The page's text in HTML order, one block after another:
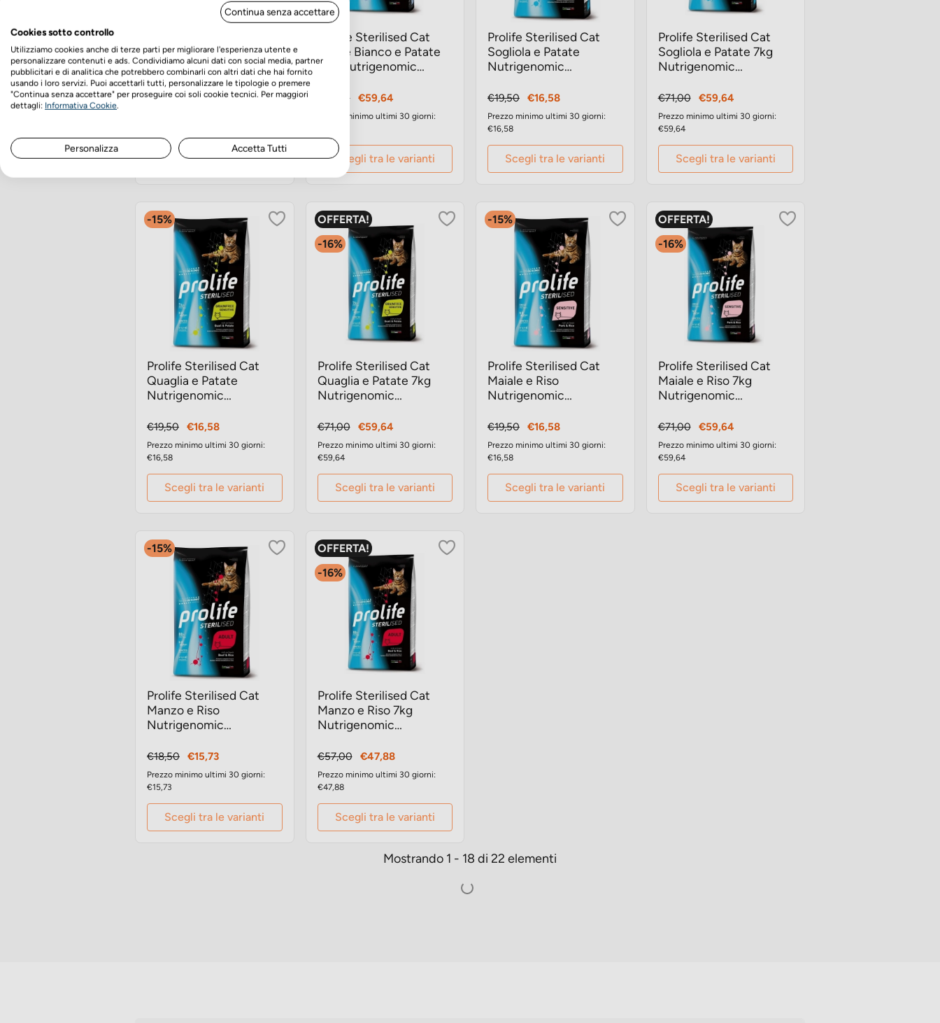
Pesce Bianco e Patate
Nutrigenomic
crocchette gatto
Prezzo
€19,50 Prezzo
€16,58
Scegli tra le varianti
Prolife Sterilised Cat
Pesce Bianco e Patate
7kg Nutrigenomic
€71,00 Prezzo
€59,64
Prezzo minimo ultimi 30 giorni:
Scegli tra le varianti
Prolife Sterilised Cat
Sogliola e Patate
Nutrigenomic
Prezzo
€19,50 Prezzo
€16,58
Prezzo minimo ultimi 30 giorni:
€16,58
Scegli tra le varianti
Prolife Sterilised Cat
Sogliola e Patate 7kg
Nutrigenomic
Prezzo
€71,00 Prezzo
€59,64
Prezzo minimo ultimi 30 giorni:
€59,64
Scegli tra le varianti
-15%
Prolife Sterilised Cat
Quaglia e Patate
Nutrigenomic
Prezzo
€19,50 Prezzo
€16,58
Prezzo minimo ultimi 30 giorni:
€16,58
Scegli tra le varianti
OFFERTA!
-16%
Prolife Sterilised Cat
Quaglia e Patate 7kg
Nutrigenomic
Prezzo
€71,00 Prezzo
€59,64
Prezzo minimo ultimi 30 giorni:
€59,64
Scegli tra le varianti
-15%
Prolife Sterilised Cat
Maiale e Riso
Nutrigenomic
Prezzo
€19,50 Prezzo
€16,58
Prezzo minimo ultimi 30 giorni:
€16,58
Scegli tra le varianti
OFFERTA!
-16%
Prolife Sterilised Cat
Maiale e Riso 7kg
Nutrigenomic
Prezzo
€71,00 Prezzo
€59,64
Prezzo minimo ultimi 30 giorni:
€59,64
Scegli tra le varianti
-15%
Prolife Sterilised Cat
Manzo e Riso
Nutrigenomic
Prezzo
€18,50 Prezzo
€15,73
Prezzo minimo ultimi 30 giorni:
€15,73
Scegli tra le varianti
OFFERTA!
-16%
Prolife Sterilised Cat
Manzo e Riso 7kg
Nutrigenomic
Prezzo
€57,00 Prezzo
€47,88
Prezzo minimo ultimi 30 giorni:
€47,88
Scegli tra le varianti
Mostrando 1 - 18 di 22 elementi
Continua senza accettare
Cookies sotto controllo
Utilizziamo cookies anche di terze parti per migliorare l'esperienza utente e
personalizzare contenuti e ads. Condividiamo alcuni dati con social media, partner
pubblicitari e di analitica che potrebbero combinarli con altri dati che hai fornito
usando i loro servizi. Puoi accettarli tutti, personalizzare le tipologie o premere
"Continua senza accettare" per proseguire coi soli cookie tecnici. Per maggiori
dettagli: Informativa Cookie.
Personalizza Accetta Tutti